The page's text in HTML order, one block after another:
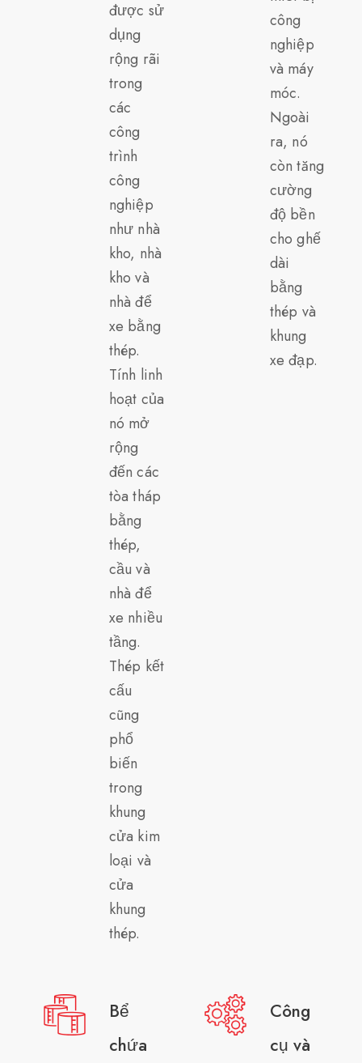
được sử
dụng
rộng rãi
trong
các
công
trình
công
nghiệp
như nhà
kho, nhà
kho và
nhà để
xe bằng
thép.
Tính linh
hoạt của
nó mở
rộng
đến các
tòa tháp
bằng
thép,
cầu và
nhà để
xe nhiều
tầng.
Thép kết
cấu
cũng
phổ
biến
trong
khung
cửa kim
loại và
cửa
khung
thép.
công
nghiệp
và máy
móc.
Ngoài
ra, nó
còn tăng
cường
độ bền
cho ghế
dài
bằng
thép và
khung
xe đạp.
Bể
chứa
Công
cụ và